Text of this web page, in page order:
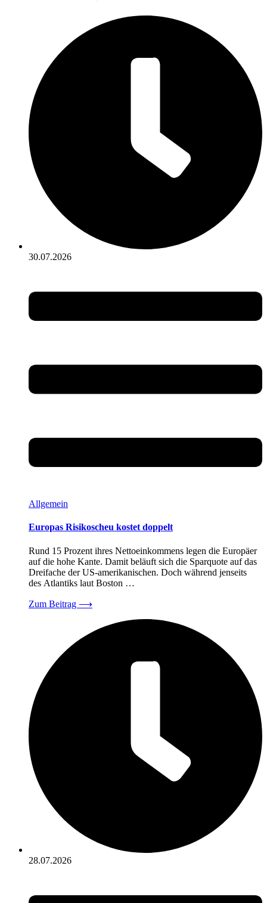
30.07.2026
Allgemein
Europas Risikoscheu kostet doppelt
Rund 15 Prozent ihres Nettoeinkommens legen die Europäer
auf die hohe Kante. Damit beläuft sich die Sparquote auf das
Dreifache der US-amerikanischen. Doch während jenseits
des Atlantiks laut Boston …
Zum Beitrag ⟶
28.07.2026